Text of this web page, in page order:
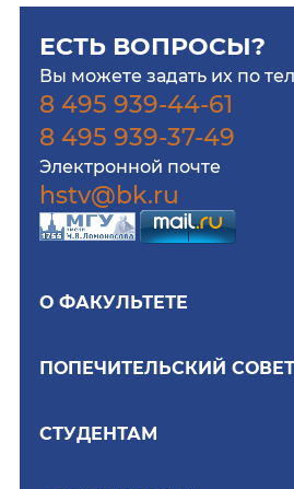
ЕСТЬ ВОПРОСЫ?
Вы можете задать их по
8 495 939-44-61
8 495 939-37-49
Электронной почте
hstv@bk.ru
О ФАКУЛЬТЕТЕ
ПОПЕЧИТЕЛЬСКИЙ СОВЕТ
СТУДЕНТАМ